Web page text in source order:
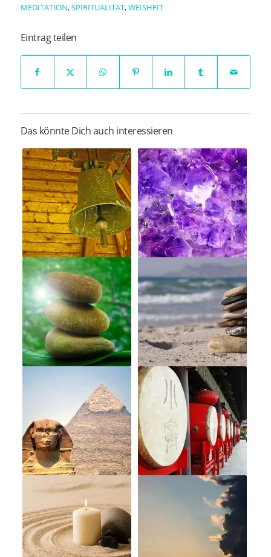
MEDITATION,SPIRITUALITÄT,WEISHEIT
Eintrag teilen
Das könnte Dich auch interessieren